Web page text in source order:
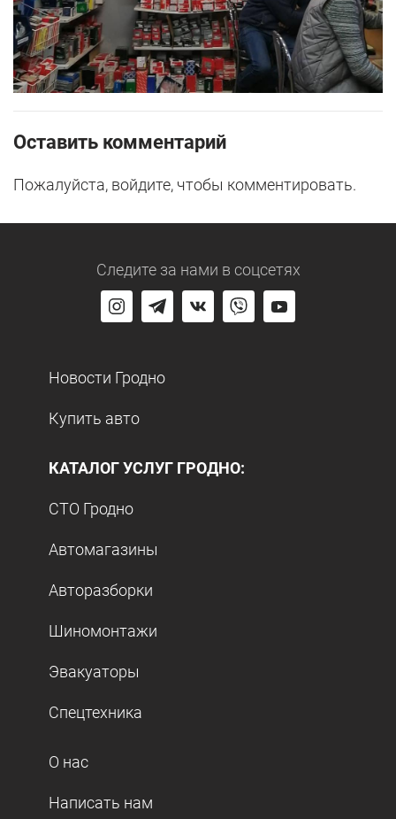
Оставить комментарий
Пожалуйста, войдите, чтобы комментировать.
Следите за нами в соцсетях
Новости Гродно
Купить авто
КАТАЛОГ УСЛУГ ГРОДНО:
СТО Гродно
Автомагазины
Авторазборки
Шиномонтажи
Эвакуаторы
Спецтехника
О нас
Написать нам